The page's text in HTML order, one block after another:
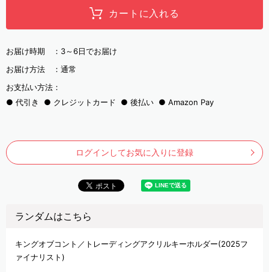
カートに入れる
お届け時期 ： 3～6日でお届け
お届け方法 ： 通常
お支払い方法：
代引き
クレジットカード 後払い Amazon Pay
ログインしてお気に入りに登録
ランダムはこちら
キングオブコント／トレーディングアクリルキーホルダー(2025フ
ァイナリスト)